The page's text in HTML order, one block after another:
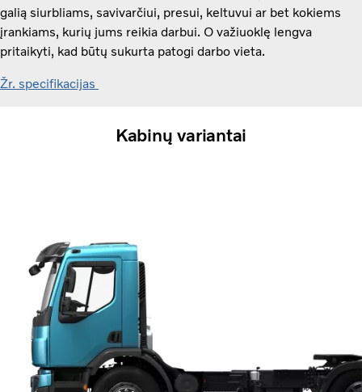
galią siurbliams, savivarčiui, presui, keltuvui ar bet kokiems
įrankiams, kurių jums reikia darbui. O važiuoklę lengva
pritaikyti, kad būtų sukurta patogi darbo vieta.
Žr. specifikacijas
Kabinų variantai